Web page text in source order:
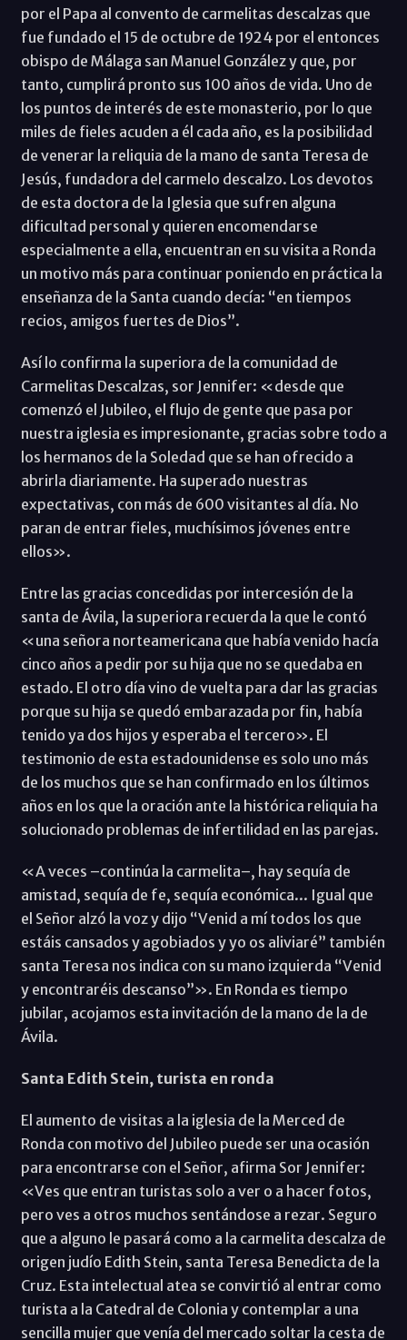
por el Papa al convento de carmelitas descalzas que
fue fundado el 15 de octubre de 1924 por el entonces
obispo de Málaga san Manuel González y que, por
tanto, cumplirá pronto sus 100 años de vida. Uno de
los puntos de interés de este monasterio, por lo que
miles de fieles acuden a él cada año, es la posibilidad
de venerar la reliquia de la mano de santa Teresa de
Jesús, fundadora del carmelo descalzo. Los devotos
de esta doctora de la Iglesia que sufren alguna
dificultad personal y quieren encomendarse
especialmente a ella, encuentran en su visita a Ronda
un motivo más para continuar poniendo en práctica la
enseñanza de la Santa cuando decía: “en tiempos
recios, amigos fuertes de Dios”.
Así lo confirma la superiora de la comunidad de
Carmelitas Descalzas, sor Jennifer: «desde que
comenzó el Jubileo, el flujo de gente que pasa por
nuestra iglesia es impresionante, gracias sobre todo a
los hermanos de la Soledad que se han ofrecido a
abrirla diariamente. Ha superado nuestras
expectativas, con más de 600 visitantes al día. No
paran de entrar fieles, muchísimos jóvenes entre
ellos».
Entre las gracias concedidas por intercesión de la
santa de Ávila, la superiora recuerda la que le contó
«una señora norteamericana que había venido hacía
cinco años a pedir por su hija que no se quedaba en
estado. El otro día vino de vuelta para dar las gracias
porque su hija se quedó embarazada por fin, había
tenido ya dos hijos y esperaba el tercero». El
testimonio de esta estadounidense es solo uno más
de los muchos que se han confirmado en los últimos
años en los que la oración ante la histórica reliquia ha
solucionado problemas de infertilidad en las parejas.
«A veces –continúa la carmelita–, hay sequía de
amistad, sequía de fe, sequía económica... Igual que
el Señor alzó la voz y dijo “Venid a mí todos los que
estáis cansados y agobiados y yo os aliviaré” también
santa Teresa nos indica con su mano izquierda “Venid
y encontraréis descanso”». En Ronda es tiempo
jubilar, acojamos esta invitación de la mano de la de
Ávila.
Santa Edith Stein, turista en ronda
El aumento de visitas a la iglesia de la Merced de
Ronda con motivo del Jubileo puede ser una ocasión
para encontrarse con el Señor, afirma Sor Jennifer:
«Ves que entran turistas solo a ver o a hacer fotos,
pero ves a otros muchos sentándose a rezar. Seguro
que a alguno le pasará como a la carmelita descalza de
origen judío Edith Stein, santa Teresa Benedicta de la
Cruz. Esta intelectual atea se convirtió al entrar como
turista a la Catedral de Colonia y contemplar a una
sencilla mujer que venía del mercado soltar la cesta de